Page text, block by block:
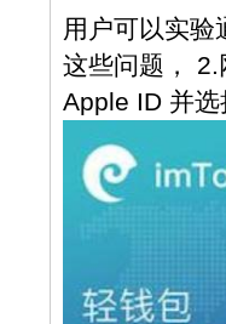
用户可以实
这些问题，
Apple ID 并选